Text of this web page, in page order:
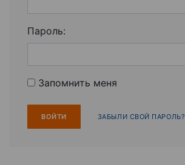
Пароль:
Запомнить меня
ЗАБЫЛИ СВОЙ ПАРОЛЬ?